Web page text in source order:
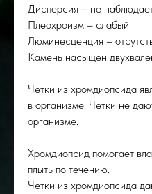
Дисперсия – не
Плеохроизм – слабый
Люминесценция –
Камень насыщен
Четки из хромдиопсида
в организме. Четки не
организме.
Хромдиопсид помогает
плыть по течению.
Четки из хромдиопсида